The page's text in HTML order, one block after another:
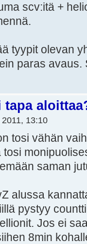
scv:itä +
tyypit olevan
paras avaus.
tapa
13:10
tosi vähän
tosi
saman
alussa
pystyy
Jos ei
8min